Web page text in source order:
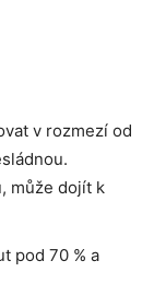
v rozmezí od
může dojít k
pod 70 % a